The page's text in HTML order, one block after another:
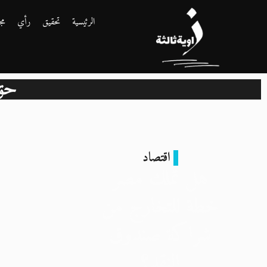
الرئيسية تحقيق رأي
اقتصاد